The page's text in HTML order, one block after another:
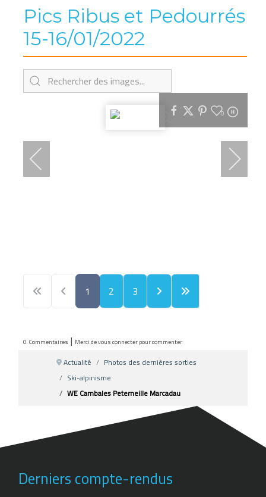
Pics Ribus et Pedourrés
15-16/01/2022
0
1 2 3
0 Commentaires | Merci de vous connecter pour commenter
Actualité
Photos des dernières sorties
Ski-alpinisme
WE Cambales Peterneille Marcadau
Derniers compte-rendus